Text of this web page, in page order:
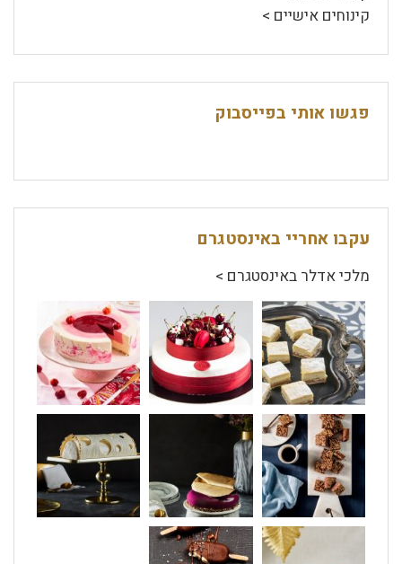
קינוחים אישיים >
פגשו אותי בפייסבוק
עקבו אחריי באינסטגרם
מלכי אדלר באינסטגרם >